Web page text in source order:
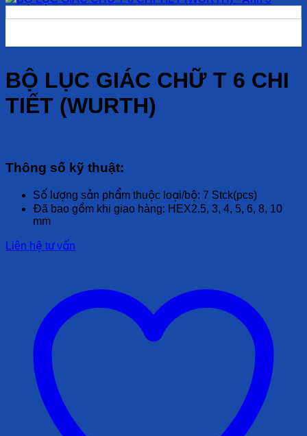
BỘ LỤC GIÁC CHỮ T 6 CHI
TIẾT (WURTH)
Thông số kỹ thuật:
Số lượng sản phẩm thuộc loại/bộ: 7 Stck(pcs)
Đã bao gồm khi giao hàng: HEX2.5, 3, 4, 5, 6, 8, 10
mm
Liên hệ tư vấn